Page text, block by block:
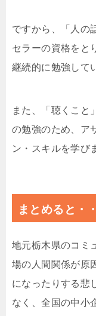
ですから、「人の
セラーの資格をと
継続的に勉強して
また、「聴くこと
の勉強のため、ア
ン・スキルを学び
まとめると・
地元栃木県のコミ
場の人間関係が原
になったりする悲
なく、全国の中小